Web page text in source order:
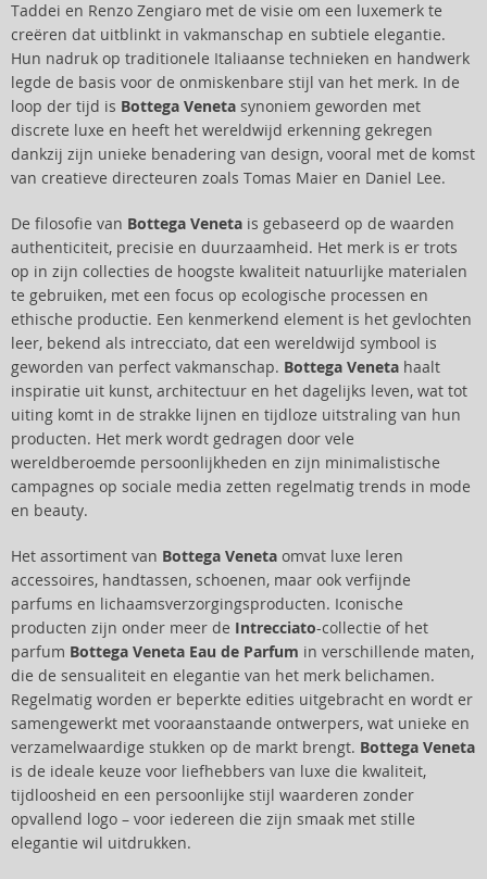
Taddei en Renzo Zengiaro met de visie om een luxemerk te
creëren dat uitblinkt in vakmanschap en subtiele elegantie.
Hun nadruk op traditionele Italiaanse technieken en handwerk
legde de basis voor de onmiskenbare stijl van het merk. In de
loop der tijd is Bottega Veneta synoniem geworden met
discrete luxe en heeft het wereldwijd erkenning gekregen
dankzij zijn unieke benadering van design, vooral met de komst
van creatieve directeuren zoals Tomas Maier en Daniel Lee.
De filosofie van Bottega Veneta is gebaseerd op de waarden
authenticiteit, precisie en duurzaamheid. Het merk is er trots
op in zijn collecties de hoogste kwaliteit natuurlijke materialen
te gebruiken, met een focus op ecologische processen en
ethische productie. Een kenmerkend element is het gevlochten
leer, bekend als intrecciato, dat een wereldwijd symbool is
geworden van perfect vakmanschap. Bottega Veneta haalt
inspiratie uit kunst, architectuur en het dagelijks leven, wat tot
uiting komt in de strakke lijnen en tijdloze uitstraling van hun
producten. Het merk wordt gedragen door vele
wereldberoemde persoonlijkheden en zijn minimalistische
campagnes op sociale media zetten regelmatig trends in mode
en beauty.
Het assortiment van Bottega Veneta omvat luxe leren
accessoires, handtassen, schoenen, maar ook verfijnde
parfums en lichaamsverzorgingsproducten. Iconische
producten zijn onder meer de Intrecciato-collectie of het
parfum Bottega Veneta Eau de Parfum in verschillende maten,
die de sensualiteit en elegantie van het merk belichamen.
Regelmatig worden er beperkte edities uitgebracht en wordt er
samengewerkt met vooraanstaande ontwerpers, wat unieke en
verzamelwaardige stukken op de markt brengt. Bottega Veneta
is de ideale keuze voor liefhebbers van luxe die kwaliteit,
tijdloosheid en een persoonlijke stijl waarderen zonder
opvallend logo – voor iedereen die zijn smaak met stille
elegantie wil uitdrukken.